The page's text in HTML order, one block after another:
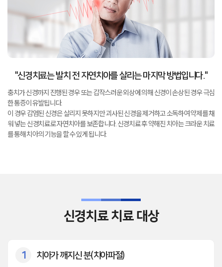
"신경치료는 발치 전 자연치아를 살리는 마지막 방법입니다."
충치가 신경까지 진행된 경우 또는 갑작스러운 외상에 의해 신경이 손상된 경우 극심
한 통증이 유발됩니다.
이 경우 감염된 신경은 살리지 못하지만 괴사된 신경을 제거하고 소독하여 약제를 채
워 넣는 신경치료로 자연치아를 보존합니다. 신경치료 후 약해진 치아는 크라운 치료
를 통해 치아의 기능을 할 수 있게 됩니다.
신경치료 치료 대상
1 치아가 깨지신 분(치아파절)